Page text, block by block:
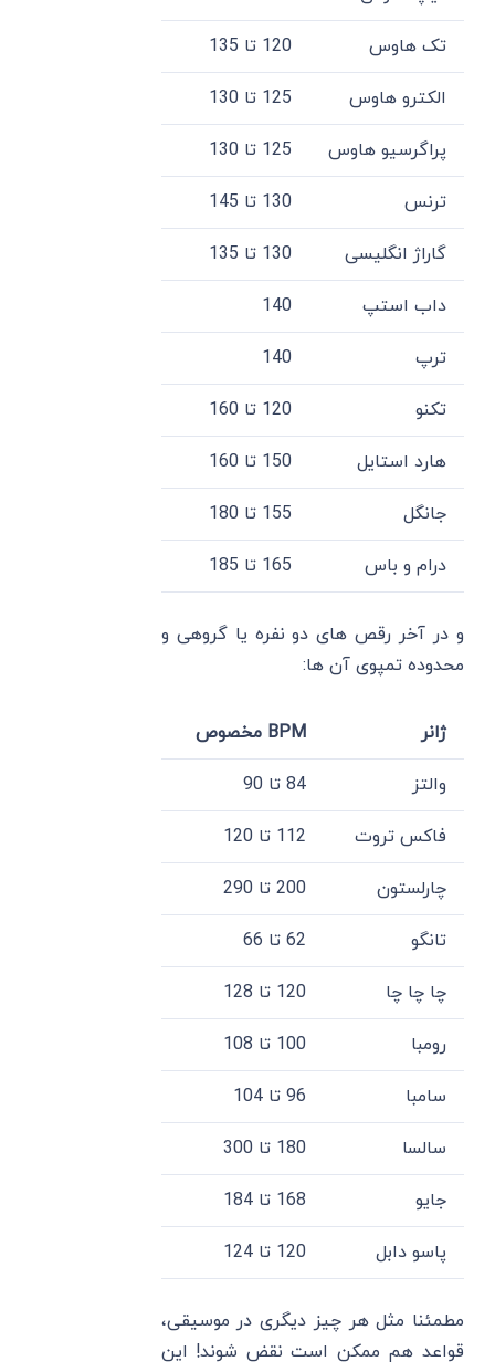
تک هاوس 120 تا 135
الکترو هاوس 125 تا 130
پراگرسیو هاوس 125 تا 130
ترنس 130 تا 145
گاراژ انگلیسی 130 تا 135
داب استپ 140
ترپ 140
تکنو 120 تا 160
هارد استایل 150 تا 160
جانگل 155 تا 180
درام و باس 165 تا 185
و در آخر رقص های دو نفره یا گروهی و
محدوده تمپوی آن ها:
ژانر BPM مخصوص
والتز 84 تا 90
فاکس تروت 112 تا 120
چارلستون 200 تا 290
تانگو 62 تا 66
چا چا چا 120 تا 128
رومبا 100 تا 108
سامبا 96 تا 104
سالسا 180 تا 300
جایو 168 تا 184
پاسو دابل 120 تا 124
مطمئنا مثل هر چیز دیگری در موسیقی،
قواعد هم ممکن است نقض شوند! این